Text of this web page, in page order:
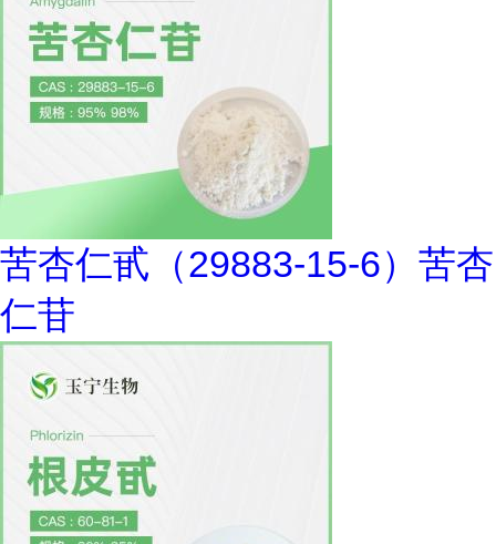
苦杏仁甙（29883-15-6）苦杏
仁苷